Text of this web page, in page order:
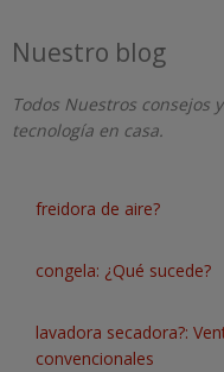
Nuestro blog
Todos Nuestros consejos
tecnología en casa.
freidora de aire?
congela: ¿Qué sucede?
lavadora secadora?:
convencionales